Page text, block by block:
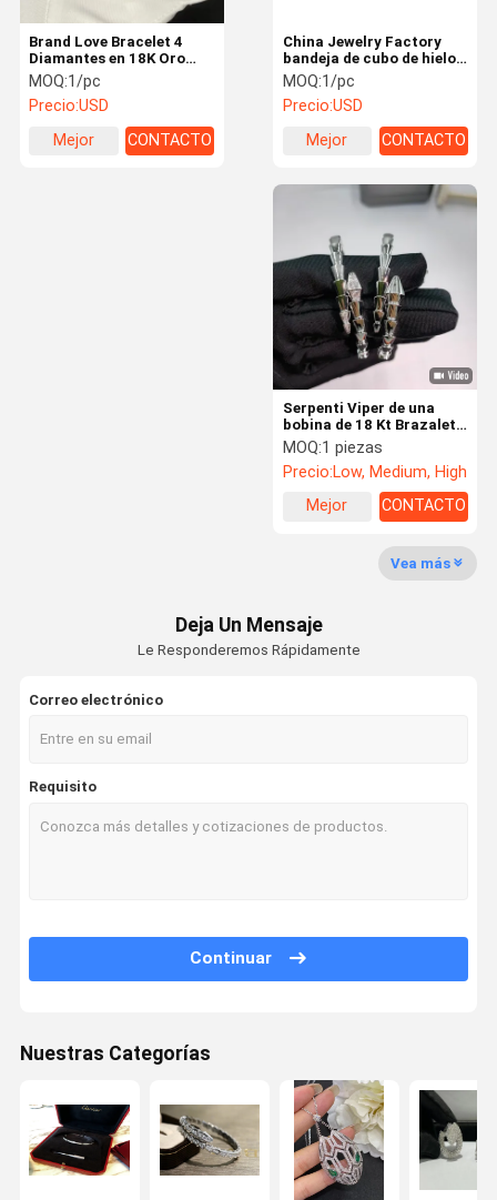
Los pendientes de diamantes de oro de 18K
18K oro Diamond Ring
Joyería de oro de 18K personalizada
China Jewelry Factory
bandeja de cubo de hielo
personalizada oro real de
10k de calidad diamantes
joyería de cubo de hielo
MOQ:1/pc
Precio:USD
Mejor
CONTACTO
Brand Love Bracelet 4
Diamantes en 18K Oro
Amarillo Fábrica de
Joyería
MOQ:1/pc
Precio:USD
Mejor
CONTACTO
Serpenti Viper de una
bobina de 18 Kt Brazalete
de oro con diamantes en
la cabeza y la cola
Joyería alta Bulgari
MOQ:1 piezas
Precio:Low, Medium, High
Mejor
CONTACTO
Vea más
Deja Un Mensaje
Le Responderemos Rápidamente
Correo electrónico
Requisito
Continuar
Nuestras Categorías